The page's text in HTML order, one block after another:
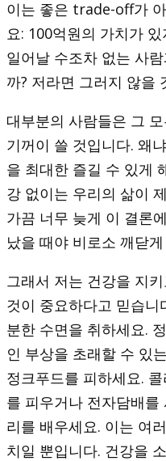
이는 좋은 trade-off가
요: 100억원의 가치가
일어날 수조차 없는 사
까? 저라면 그러지 않을
대부분의 사람들은 그
기꺼이 쓸 것입니다. 왜
을 최대한 즐길 수 있게
강 없이는 우리의 삶이
가끔 너무 늦게 이 결론
났을 때야 비로소 깨닫
그래서 저는 건강을 지
것이 중요하다고 믿습니
분한 수면을 취하세요.
인 부상을 초래할 수 있
정크푸드를 피하세요.
를 피우거나 전자담배
리를 배우세요. 이는 여
치일 뿐입니다. 건강을